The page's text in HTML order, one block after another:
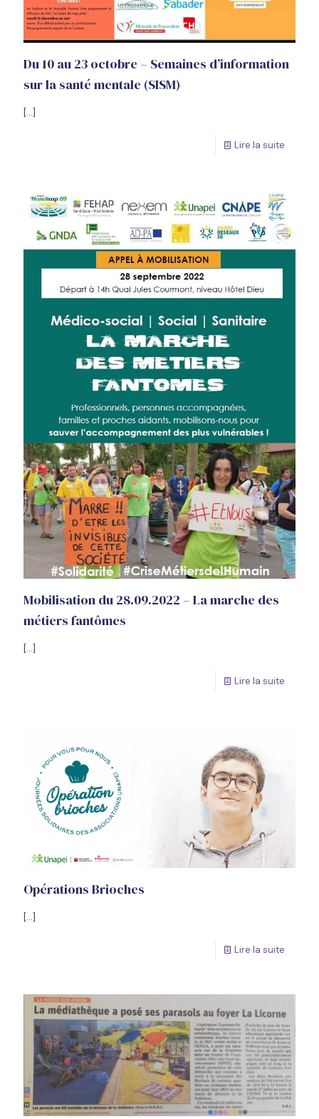
Du 10 au 23 octobre – Semaines d’information
sur la santé mentale (SISM)
[…]
Lire la suite
Mobilisation du 28.09.2022 – La marche des
métiers fantômes
[…]
Lire la suite
Opérations Brioches
[…]
Lire la suite